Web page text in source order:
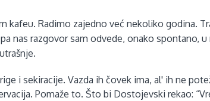
kafeu. Radimo zajedno već nekoliko godina.
nas razgovor sam odvede, onako spontano, u
i sekiracije. Vazda ih čovek ima, al' ih ne
Pomaže to. Što bi Dostojevski rekao: